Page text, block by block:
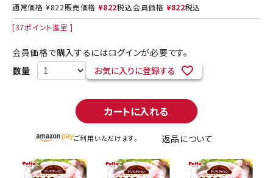
通常価格 ¥822販売価格 ¥822税込会員価格 ¥822税込
[37ポイント進呈 ]
会員価格で購入するにはログインが必要です。
お気に入りに登録する
カートに入れる
ご利用いただけます。 返品について